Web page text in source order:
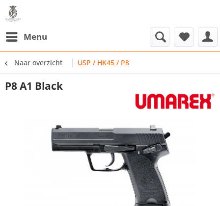
Menu
Naar overzicht USP / HK45 / P8
P8 A1 Black